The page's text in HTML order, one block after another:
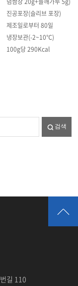
진공포장(슬리브 포장)
제조일로부터 80일
냉장보관(-2~10℃)
100g당 290Kcal
검색
길 110